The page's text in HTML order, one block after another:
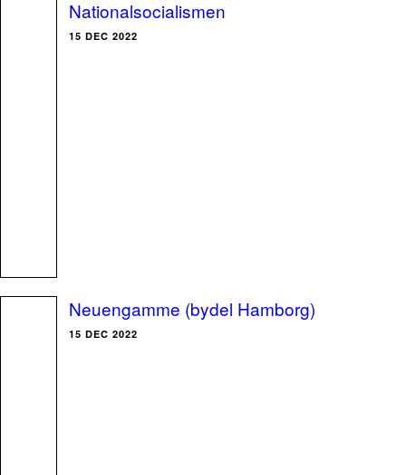
Nationalsocialismen
15 DEC 2022
Neuengamme (bydel Hamborg)
15 DEC 2022